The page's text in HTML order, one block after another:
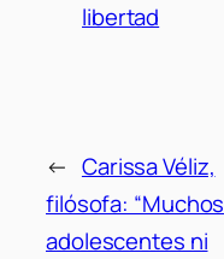
libertad
← Carissa Véliz,
filósofa: “Muchos
adolescentes ni